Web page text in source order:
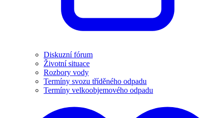
Diskuzní fórum
Životní situace
Rozbory vody
Termíny svozu tříděného odpadu
Termíny velkoobjemového odpadu